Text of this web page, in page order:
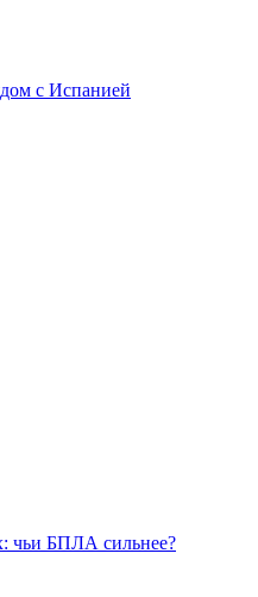
с Испанией
чьи БПЛА сильнее?